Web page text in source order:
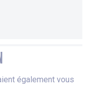
également vous